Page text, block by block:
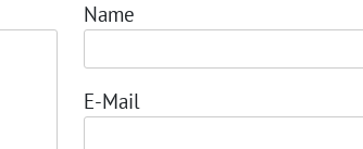
Name
E-Mail